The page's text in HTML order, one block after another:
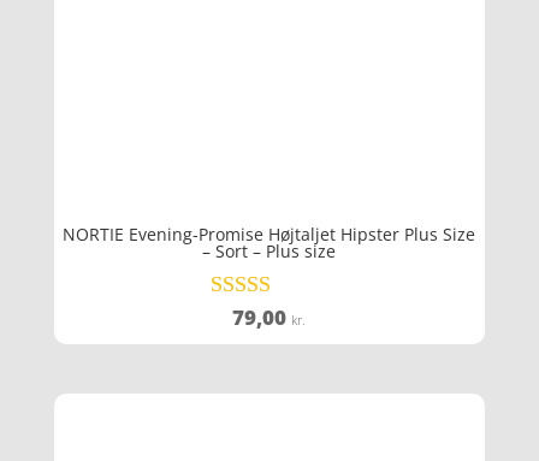
NORTIE Evening-Promise Højtaljet Hipster Plus Size
– Sort – Plus size
Vurderet
5
79,00 kr.